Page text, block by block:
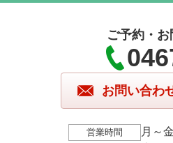
ご予約・
お問い合わ
営業時間
月～